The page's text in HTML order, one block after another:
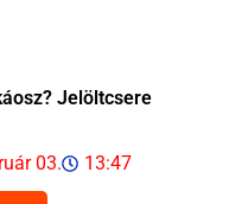
Jelöltcsere
03. 13:47